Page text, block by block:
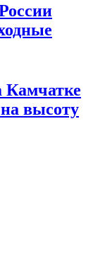
Камчатке
высоту